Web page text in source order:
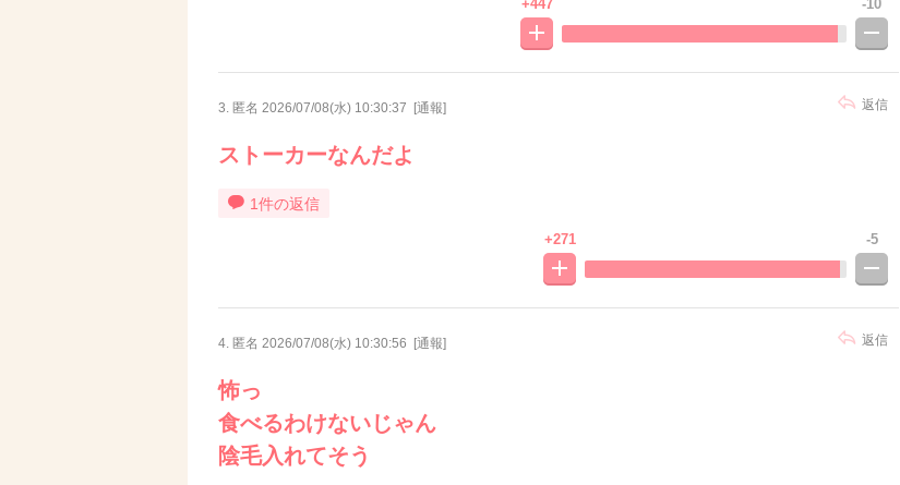
+447 -10
3. 匿名 2026/07/08(水) 10:30:37 [通報]
ストーカーなんだよ
返信
1件の返信
+271 -5
4. 匿名 2026/07/08(水) 10:30:56 [通報]
怖っ
食べるわけないじゃん
陰毛入れてそう
返信